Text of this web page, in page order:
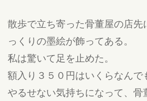
散歩で立ち寄った骨董屋の店先
っくりの墨絵が飾ってある。
私は驚いて足を止めた。
額入り３５０円はいくらなんで
やるせない気持ちになって、骨